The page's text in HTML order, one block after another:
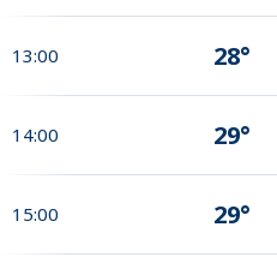
13:00 28°
14:00 29°
15:00 29°